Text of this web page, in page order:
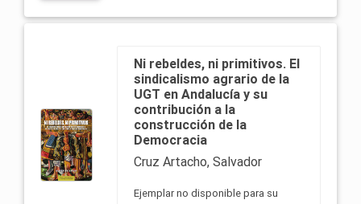
Ni rebeldes, ni primitivos. El
sindicalismo agrario de la
UGT en Andalucía y su
contribución a la
construcción de la
Democracia
Cruz Artacho, Salvador
Ejemplar no disponible para su